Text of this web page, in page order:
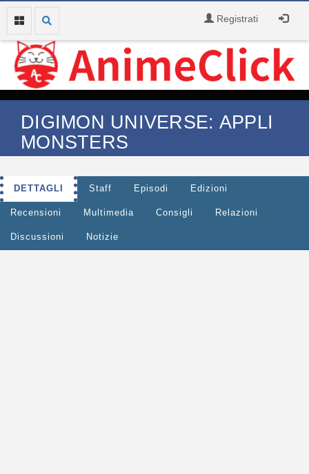
Registrati
DIGIMON UNIVERSE: APPLI
MONSTERS
DETTAGLI Staff Episodi Edizioni
Recensioni Multimedia Consigli Relazioni
Discussioni Notizie